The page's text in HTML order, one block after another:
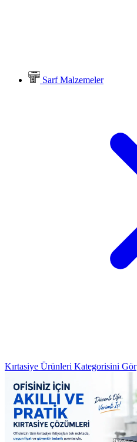
Sarf Malzemeler
Kırtasiye Ürünleri Kategorisini Gör